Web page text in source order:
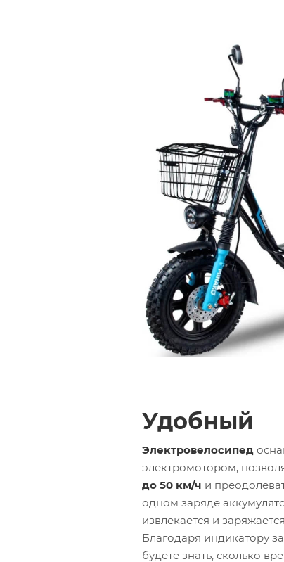
Удобный
Электровелосипед
электромотором,
до 50 км/ч и
одном заряде
извлекается и
Благодаря индикатору
будете знать, сколько